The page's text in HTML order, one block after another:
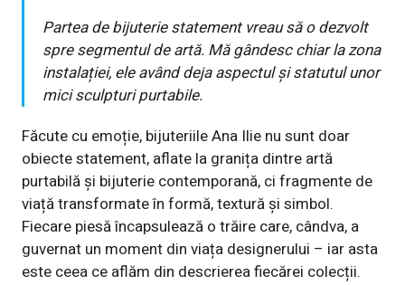
Partea de bijuterie statement vreau să o dezvolt
spre segmentul de artă. Mă gândesc chiar la zona
instalației, ele având deja aspectul și statutul unor
mici sculpturi purtabile.
Făcute cu emoție, bijuteriile Ana Ilie nu sunt doar
obiecte statement, aflate la granița dintre artă
purtabilă și bijuterie contemporană, ci fragmente de
viață transformate în formă, textură și simbol.
Fiecare piesă încapsulează o trăire care, cândva, a
guvernat un moment din viața designerului – iar asta
este ceea ce aflăm din descrierea fiecărei colecții.